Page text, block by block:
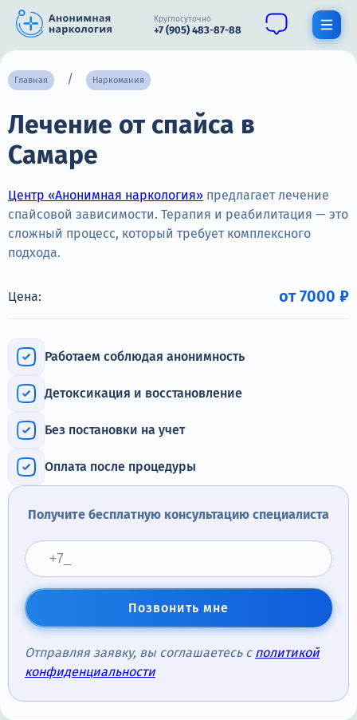
Круглосуточно
+7 (905) 483-87-88
О нас
Наркомания
Алкоголизм
Нарколог
Стационар
Психиатрия
Терапия
Контакты
Круглосуточно, анонимно
+7 (905) 483-87-88
Адрес call-центра
Самара, Некрасовская улица, 74
Главная Наркомания
Лечение от спайса в
Самаре
Центр «Анонимная наркология» предлагает лечение
спайсовой зависимости. Терапия и реабилитация — это
сложный процесс, который требует комплексного
подхода.
Цена: от 7000 ₽
Работаем соблюдая анонимность
Детоксикация и восстановление
Без постановки на учет
Оплата после процедуры
Получите бесплатную консультацию специалиста
Позвонить мне
Отправляя заявку, вы соглашаетесь с политикой
конфиденциальности